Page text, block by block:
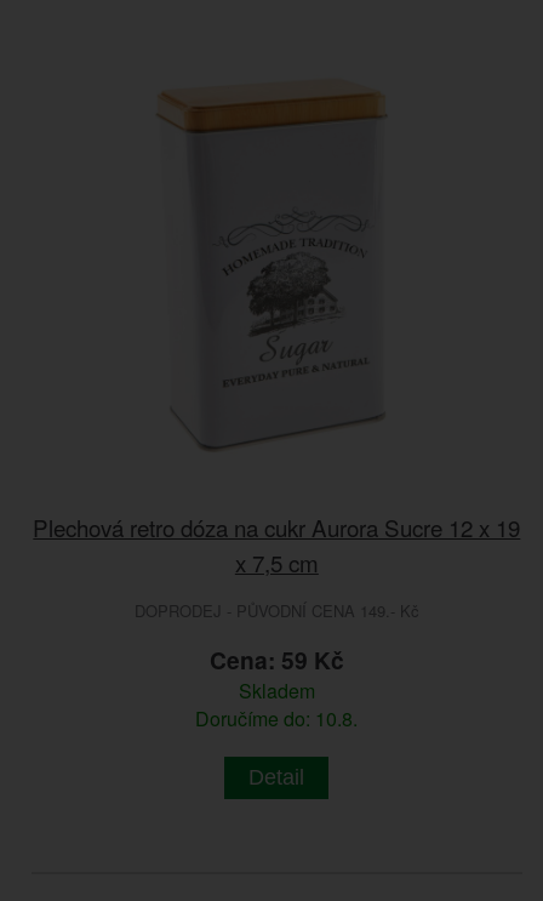
Plechová retro dóza na cukr Aurora Sucre 12 x 19
x 7,5 cm
DOPRODEJ - PŮVODNÍ CENA 149.- Kč
Cena: 59 Kč
Skladem
Doručíme do: 10.8.
Detail